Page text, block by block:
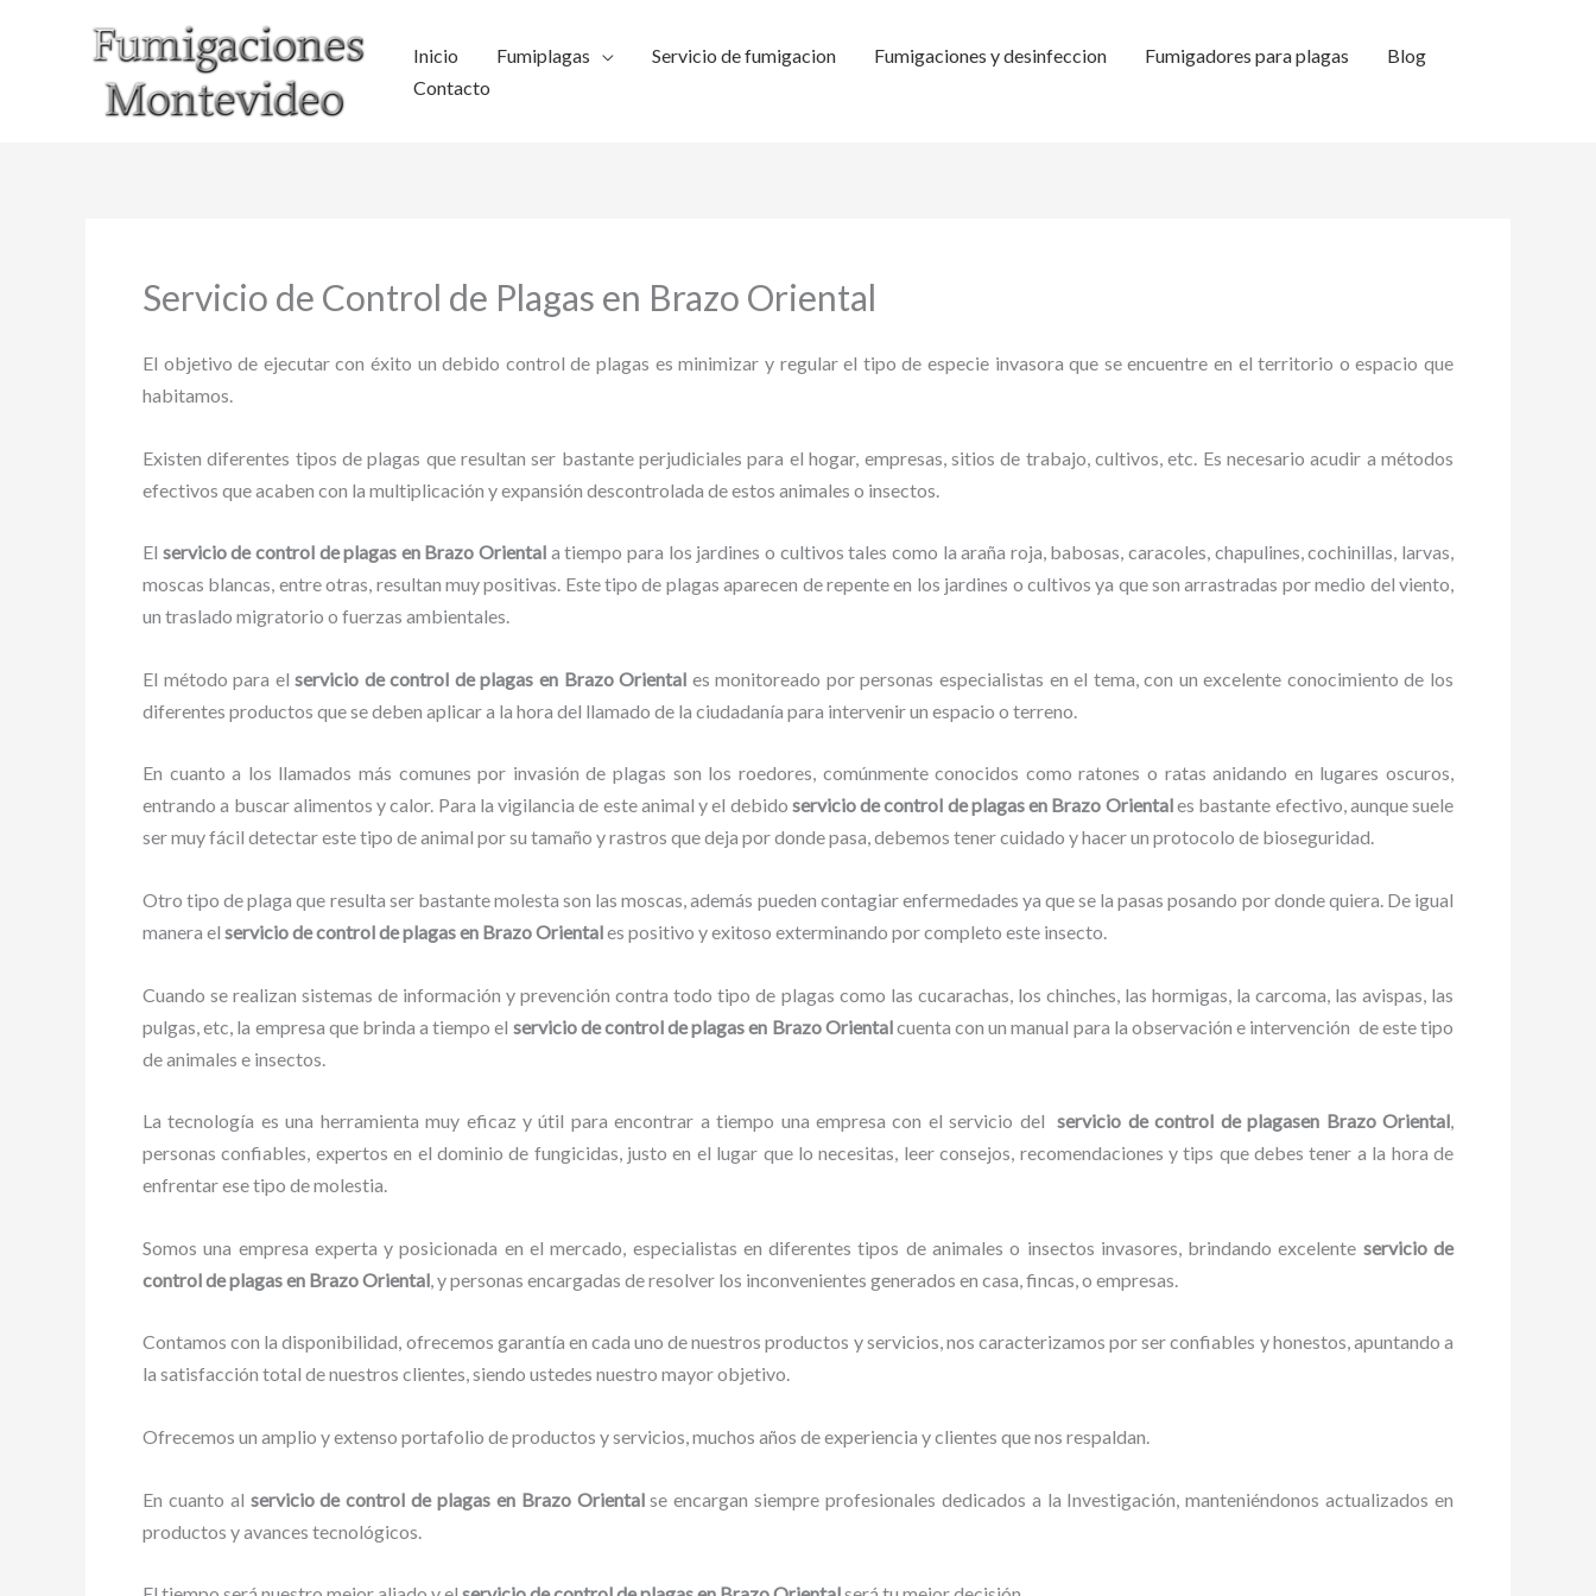
Inicio Fumiplagas Servicio de fumigacion Fumigaciones y desinfeccion Fumigadores para plagas
Blog
Contacto
Servicio de Control de Plagas en Brazo Oriental
El objetivo de ejecutar con éxito un debido control de plagas es minimizar y regular el tipo de especie invasora que se encuentre en el territorio o espacio que
habitamos.
Existen diferentes tipos de plagas que resultan ser bastante perjudiciales para el hogar, empresas, sitios de trabajo, cultivos, etc. Es necesario acudir a métodos
efectivos que acaben con la multiplicación y expansión descontrolada de estos animales o insectos.
El servicio de control de plagas en Brazo Oriental a tiempo para los jardines o cultivos tales como la araña roja, babosas, caracoles, chapulines, cochinillas, larvas,
moscas blancas, entre otras, resultan muy positivas. Este tipo de plagas aparecen de repente en los jardines o cultivos ya que son arrastradas por medio del viento,
un traslado migratorio o fuerzas ambientales.
El método para elservicio de control de plagas en Brazo Oriental es monitoreado por personas especialistas en el tema, con un excelente conocimiento de los
diferentes productos que se deben aplicar a la hora del llamado de la ciudadanía para intervenir un espacio o terreno.
En cuanto a los llamados más comunes por invasión de plagas son los roedores, comúnmente conocidos como ratones o ratas anidando en lugares oscuros,
entrando a buscar alimentos y calor. Para la vigilancia de este animal y el debido servicio de control de plagasen Brazo Orientales bastante efectivo, aunque suele
ser muy fácil detectar este tipo de animal por su tamaño y rastros que deja por donde pasa, debemos tener cuidado y hacer un protocolo de bioseguridad.
Otro tipo de plaga que resulta ser bastante molesta son las moscas, además pueden contagiar enfermedades ya que se la pasas posando por donde quiera. De igual
manera el servicio de control de plagasen Brazo Orientales positivo y exitoso exterminando por completo este insecto.
Cuando se realizan sistemas de información y prevención contra todo tipo de plagas como las cucarachas, los chinches, las hormigas, la carcoma, las avispas, las
pulgas, etc, la empresa que brinda a tiempo el servicio de control de plagasen Brazo Orientalcuenta con un manual para la observación e intervención de este tipo
de animales e insectos.
La tecnología es una herramienta muy eficaz y útil para encontrar a tiempo una empresa con el servicio delservicio de control de plagasen Brazo Oriental,
personas confiables, expertos en el dominio de fungicidas, justo en el lugar que lo necesitas, leer consejos, recomendaciones y tips que debes tener a la hora de
enfrentar ese tipo de molestia.
Somos una empresa experta y posicionada en el mercado, especialistas en diferentes tipos de animales o insectos invasores, brindando excelente servicio de
control de plagasen Brazo Oriental , y personas encargadas de resolver los inconvenientes generados en casa, fincas, o empresas.
Contamos con la disponibilidad, ofrecemos garantía en cada uno de nuestros productos y servicios, nos caracterizamos por ser confiables y honestos, apuntando a
la satisfacción total de nuestros clientes, siendo ustedes nuestro mayor objetivo.
Ofrecemos un amplio y extenso portafolio de productos y servicios, muchos años de experiencia y clientes que nos respaldan.
En cuanto al servicio de control de plagas en Brazo Orientalse encargan siempre profesionales dedicados a la Investigación, manteniéndonos actualizados en
productos y avances tecnológicos.